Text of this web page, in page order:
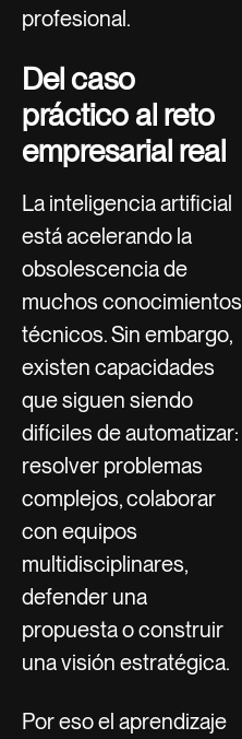
profesional.
Del caso
práctico al reto
empresarial real
La inteligencia artificial
está acelerando la
obsolescencia de
muchos conocimientos
técnicos. Sin embargo,
existen capacidades
que siguen siendo
difíciles de automatizar:
resolver problemas
complejos, colaborar
con equipos
multidisciplinares,
defender una
propuesta o construir
una visión estratégica.
Por eso el aprendizaje